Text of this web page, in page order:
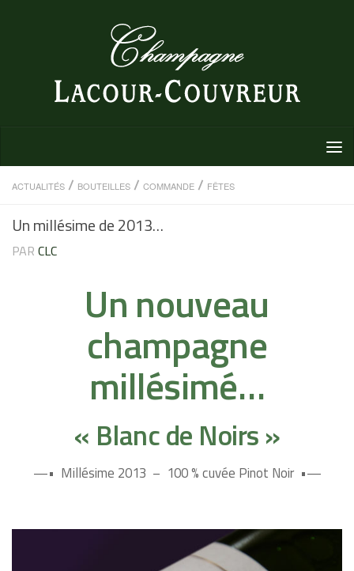
Au dessous du contenu
ACTUALITÉS / BOUTEILLES / COMMANDE / FÊTES
Un millésime de 2013…
PAR CLC
Un nouveau
champagne
millésimé…
« Blanc de Noirs »
—• Millésime 2013 – 100 % cuvée Pinot Noir •—